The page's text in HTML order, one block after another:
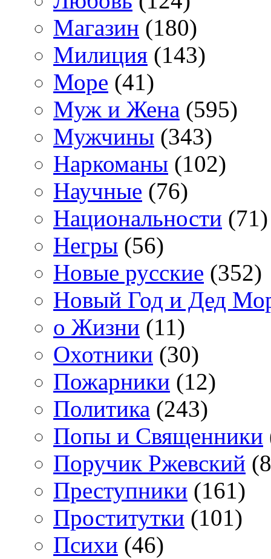
Магазин (180)
Милиция (143)
Море (41)
Муж и Жена (595)
Мужчины (343)
Наркоманы (102)
Научные (76)
Национальности (71)
Негры (56)
Новые русские (352)
Новый Год и Дед
о Жизни (11)
Охотники (30)
Пожарники (12)
Политика (243)
Попы и Священники
Поручик Ржевский
Преступники (161)
Проститутки (101)
Психи (46)